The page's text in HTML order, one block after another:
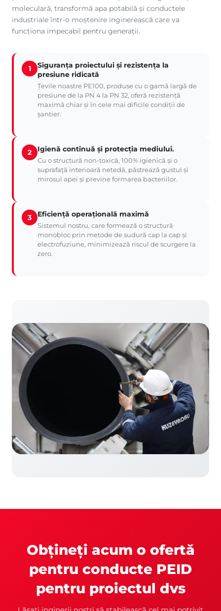
moleculară, transformă apa potabilă și conductele
industriale într-o moștenire inginerească care va
funcționa impecabil pentru generații.
1
Siguranța proiectului și rezistența la
presiune ridicată
Țevile noastre PE100, produse cu o gamă largă de
presiune de la PN 4 la PN 32, oferă rezistență
maximă chiar și în cele mai dificile condiții de
șantier.
2 Igienă continuă și protecția mediului.
Cu o structură non-toxică, 100% igienică și o
suprafață interioară netedă, păstrează gustul și
mirosul apei și previne formarea bacteriilor.
3 Eficiență operațională maximă
Sistemul nostru, care formează o structură
monobloc prin metode de sudură cap la cap și
electrofuziune, minimizează riscul de scurgere la
zero.
Obțineți acum o ofertă
pentru conducte PEID
pentru proiectul dvs